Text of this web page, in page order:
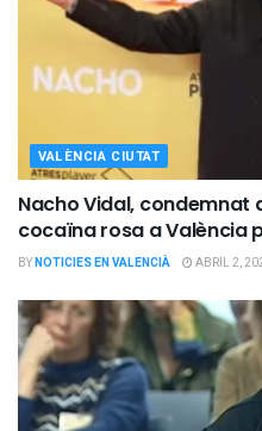
VALÈNCIA CIUTAT
Nacho Vidal,
cocaïna rosa a València
BYNOTICIES EN VALENCIÀ ABRIL 2,